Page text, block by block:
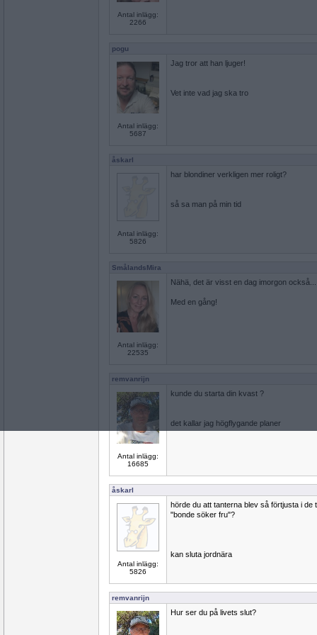
Antal inlägg:
2266
pogu
Antal inlägg:
5687
Jag tror att han ljuger!
Vet inte vad jag ska tro
åskarl
Antal inlägg:
5826
har blondiner verkligen mer roligt?
så sa man på min tid
SmålandsMira
Antal inlägg:
22535
Nähä, det är visst en dag imorgon också...
Med en gång!
remvanrijn
Antal inlägg:
16685
kunde du starta din kvast ?
det kallar jag högflygande planer
åskarl
Antal inlägg:
5826
hörde du att tanterna blev så förtjusta i de
"bonde söker fru"?
kan sluta jordnära
remvanrijn
Hur ser du på livets slut?